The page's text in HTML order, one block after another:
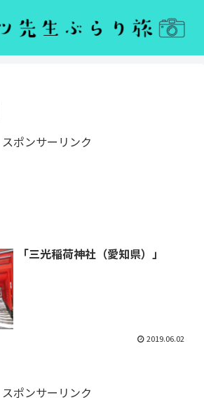
スポンサーリンク
「三光稲荷神社（愛知県）」
2019.06.02
スポンサーリンク